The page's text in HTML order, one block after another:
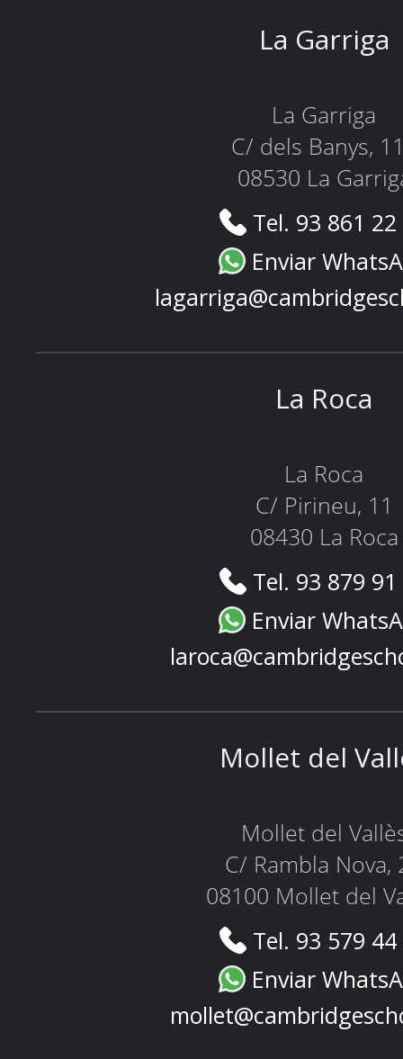
La Garriga
La Garriga
C/ dels Banys,
08530 La
Tel. 93 861
Enviar
La Roca
La Roca
C/ Pirineu, 11
08430 La Roca
Tel. 93 879
Enviar
Mollet del
Mollet del
C/ Rambla Nova,
08100 Mollet del
Tel. 93 579
Enviar